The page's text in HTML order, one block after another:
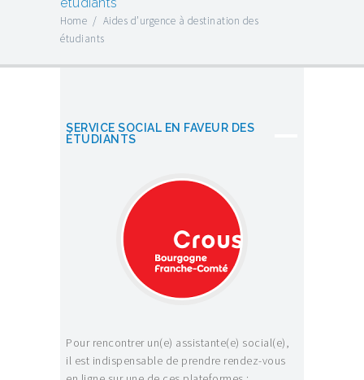
Home / Aides d’urgence à destination des
étudiants
SERVICE SOCIAL EN FAVEUR DES
ÉTUDIANTS
Pour rencontrer un(e) assistante(e) social(e),
il est indispensable de prendre rendez-vous